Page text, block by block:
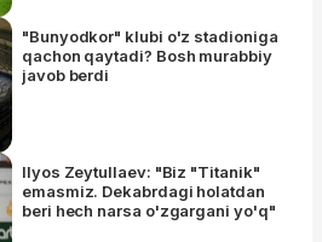
"Bunyodkor" klubi o'z stadioniga
qachon qaytadi? Bosh murabbiy
javob berdi
Ilyos Zeytullaev: "Biz "Titanik"
emasmiz. Dekabrdagi holatdan
beri hech narsa o'zgargani yo'q"